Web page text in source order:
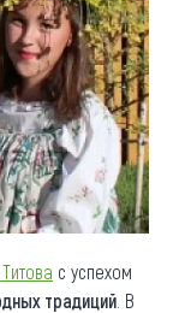
с успехом
традиций . В